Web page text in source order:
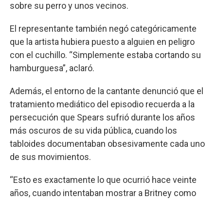
sobre su perro y unos vecinos.
El representante también negó categóricamente
que la artista hubiera puesto a alguien en peligro
con el cuchillo. “Simplemente estaba cortando su
hamburguesa”, aclaró.
Además, el entorno de la cantante denunció que el
tratamiento mediático del episodio recuerda a la
persecución que Spears sufrió durante los años
más oscuros de su vida pública, cuando los
tabloides documentaban obsesivamente cada uno
de sus movimientos.
“Esto es exactamente lo que ocurrió hace veinte
años, cuando intentaban mostrar a Britney como